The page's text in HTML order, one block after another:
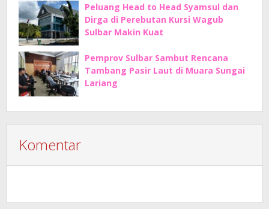
Peluang Head to Head Syamsul dan
Dirga di Perebutan Kursi Wagub
Sulbar Makin Kuat
Pemprov Sulbar Sambut Rencana
Tambang Pasir Laut di Muara Sungai
Lariang
Komentar